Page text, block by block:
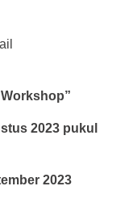
2023 pukul
2023